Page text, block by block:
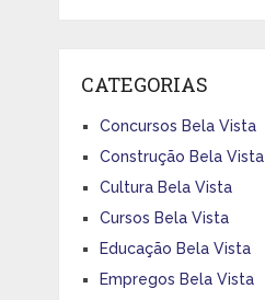
CATEGORIAS
Concursos Bela Vista
Construção Bela Vista
Cultura Bela Vista
Cursos Bela Vista
Educação Bela Vista
Empregos Bela Vista